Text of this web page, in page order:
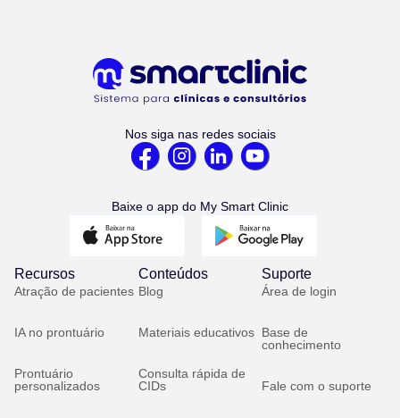
Nos siga nas redes sociais
Baixe o app do My Smart Clinic
Recursos
Atração de pacientes
IA no prontuário
Prontuário
personalizados
Conteúdos
Blog
Materiais educativos
Consulta rápida de
CIDs
Suporte
Área de login
Base de
conhecimento
Fale com o suporte